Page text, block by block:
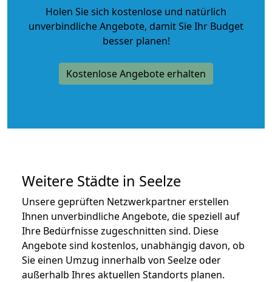
Holen Sie sich kostenlose und natürlich
unverbindliche Angebote, damit Sie Ihr Budget
besser planen!
Kostenlose Angebote erhalten
Weitere Städte in Seelze
Unsere geprüften Netzwerkpartner erstellen
Ihnen unverbindliche Angebote, die speziell auf
Ihre Bedürfnisse zugeschnitten sind. Diese
Angebote sind kostenlos, unabhängig davon, ob
Sie einen Umzug innerhalb von Seelze oder
außerhalb Ihres aktuellen Standorts planen.